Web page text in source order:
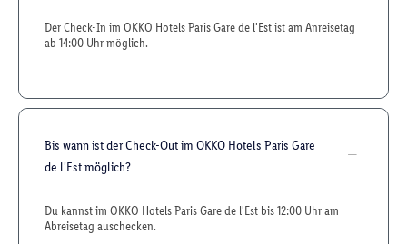
Der Check-In im OKKO Hotels Paris Gare de l'Est ist am Anreisetag
ab 14:00 Uhr möglich.
Bis wann ist der Check-Out im OKKO Hotels Paris Gare
de l'Est möglich?
Du kannst im OKKO Hotels Paris Gare de l'Est bis 12:00 Uhr am
Abreisetag auschecken.